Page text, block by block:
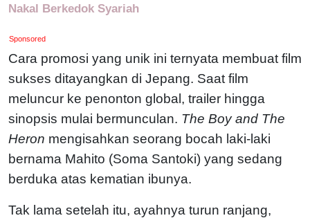
Nakal Berkedok Syariah
Sponsored
Cara promosi yang unik ini ternyata membuat film
sukses ditayangkan di Jepang. Saat film
meluncur ke penonton global, trailer hingga
sinopsis mulai bermunculan. The Boy and The
Heron mengisahkan seorang bocah laki-laki
bernama Mahito (Soma Santoki) yang sedang
berduka atas kematian ibunya.
Tak lama setelah itu, ayahnya turun ranjang,